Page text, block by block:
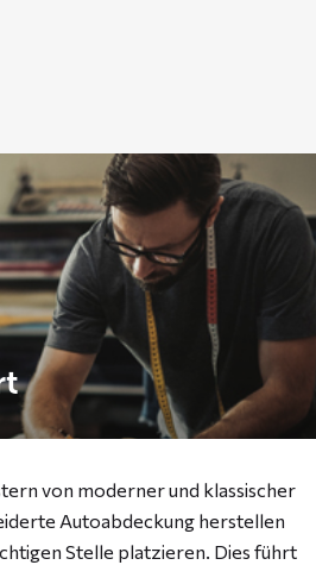
von moderner und klassischer
Autoabdeckung herstellen
Stelle platzieren. Dies führt